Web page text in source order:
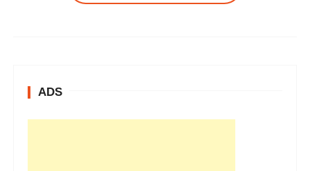
ADS